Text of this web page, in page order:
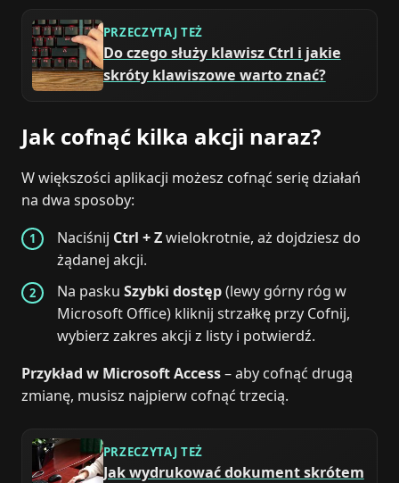
PRZECZYTAJ TEŻ
Do czego służy klawisz Ctrl i jakie
skróty klawiszowe warto znać?
Jak cofnąć kilka akcji naraz?
W większości aplikacji możesz cofnąć serię działań
na dwa sposoby:
Naciśnij Ctrl + Zwielokrotnie, aż dojdziesz do
żądanej akcji.
Na paskuSzybki dostęp(lewy górny róg w
Microsoft Office) kliknij strzałkę przy Cofnij,
wybierz zakres akcji z listy i potwierdź.
Przykład w Microsoft Access– aby cofnąć drugą
zmianę, musisz najpierw cofnąć trzecią.
PRZECZYTAJ TEŻ
Jak wydrukować dokument skrótem